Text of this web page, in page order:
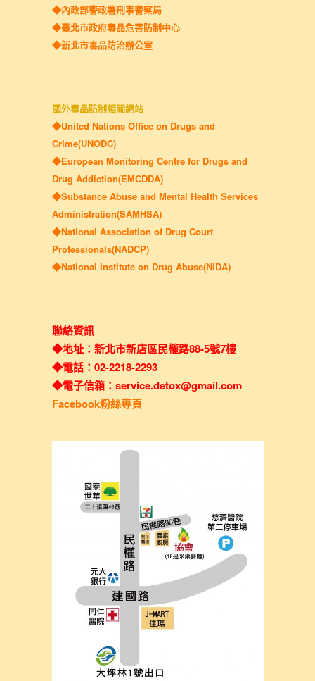
◆內政部警政署刑事警察局
◆臺北市政府毒品危害防制中心
◆新北市毒品防治辦公室
國外毒品防制相關網站
◆United Nations Office on Drugs and
Crime(UNODC)
◆European Monitoring Centre for Drugs and
Drug Addiction(EMCDDA)
◆Substance Abuse and Mental Health Services
Administration(SAMHSA)
◆National Association of Drug Court
Professionals(NADCP)
◆National Institute on Drug Abuse(NIDA)
聯絡資訊
◆地址：新北市新店區民權路88-5號7樓
◆電話：02-2218-2293
◆電子信箱：service.detox@gmail.com
Facebook粉絲專頁